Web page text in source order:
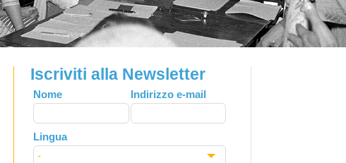
Iscriviti alla Newsletter
Leave
this
field
blank
Nome Indirizzo e-mail
Lingua